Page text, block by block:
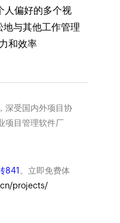
人偏好的多个视
与其他工作管理
和效率
深受国内外项目协
项目管理软件厂
841 。立即免费体
projects/